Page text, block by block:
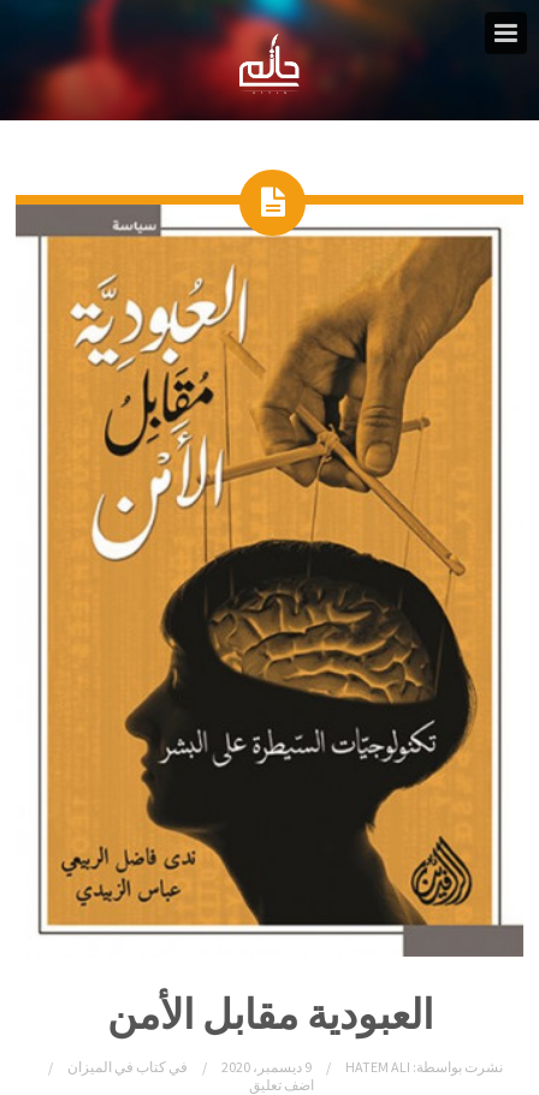
العبودية مقابل الأمن
نشرت بواسطة: HATEM ALI 9 ديسمبر، 2020 في كتاب في الميزان
اضف تعليق